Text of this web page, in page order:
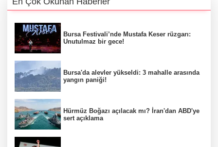
Bursa Festivali’nde Mustafa Keser rüzgarı:
Unutulmaz bir gece!
Bursa'da alevler yükseldi: 3 mahalle arasında
yangın paniği!
Hürmüz Boğazı açılacak mı? İran'dan ABD'ye
sert açıklama